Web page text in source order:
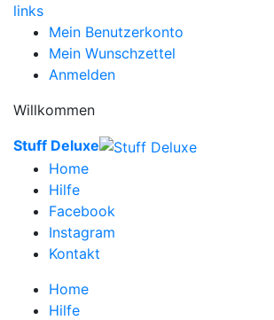
links
Mein Benutzerkonto
Mein Wunschzettel
Anmelden
Willkommen
Stuff Deluxe
Home
Hilfe
Facebook
Instagram
Kontakt
Home
Hilfe